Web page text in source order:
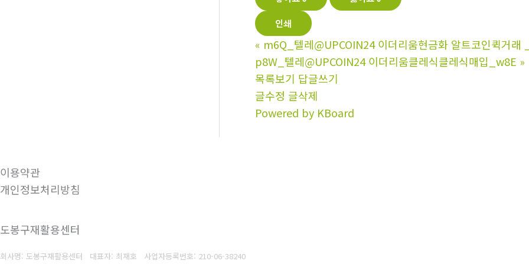
인쇄
« m6Q_텔레@UPCOIN24 이더리움현금화 알트코인퀵거래
p8W_텔레@UPCOIN24 이더리움클레식클레식매입_w8E »
목록보기 답글쓰기
글수정 글삭제
Powered by KBoard
이용약관
개인정보처리방침
도봉구재활용센터
회사명: 도봉구재활용센터 대표자: 최재호 사업자등록번호: 210-06-38240